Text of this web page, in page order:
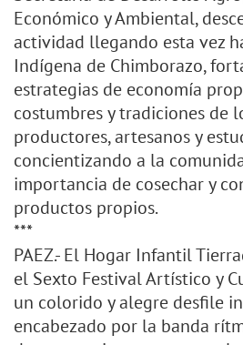
Económico y Ambiental,
actividad llegando esta vez
Indígena de Chimborazo,
estrategias de economía
costumbres y tradiciones de
productores, artesanos y
concientizando a la
importancia de cosechar y
productos propios.
***
PAEZ.- El Hogar Infantil
el Sexto Festival Artístico y
un colorido y alegre desfile
encabezado por la banda